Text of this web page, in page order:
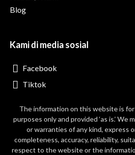
Blog
Kami di media sosial
Facebook
Tiktok
The information on this website is
purposes only and provided ‘as is.’ We
or warranties of any kind, express
completeness, accuracy, reliability,
respect to the website or the